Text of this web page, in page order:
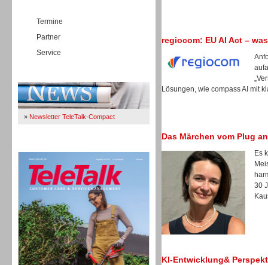
Termine
Partner
Service
» Newsletter TeleTalk-Compact
regiocom: EU AI Act –
Lösungen, wie compass AI mit
Das Märchen vom Plug
Es
30
KI-Entwicklung&